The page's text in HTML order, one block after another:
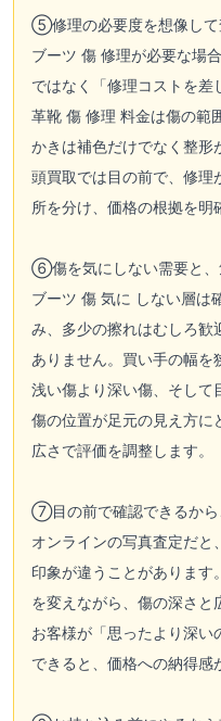
⑤修理の必要度を想像して
ブーツ 傷 修理が必要な場
ではなく「修理コストを差
革靴 傷 修理 料金は傷の範
かきは補色だけでなく整形
頭買取では目の前で、修理
所を分け、価格の根拠を明
⑥傷を気にしない需要と、
ブーツ 傷 気に しない層は
み、多少の擦れはむしろ歓
ありません。買い手の幅を
浅い傷より深い傷、そして
傷の位置が足元の見え方に
広さで評価を調整します。
⑦目の前で確認できるから
オンラインの写真査定だ
印象が違うことがありま
を変えながら、傷の深さと
お客様が「思ったより深
できると、価格への納得感